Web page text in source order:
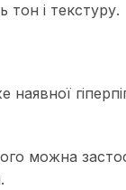
і текстуру.
можна